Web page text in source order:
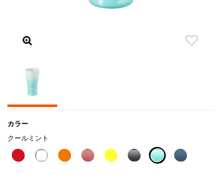
カラー
クールミント